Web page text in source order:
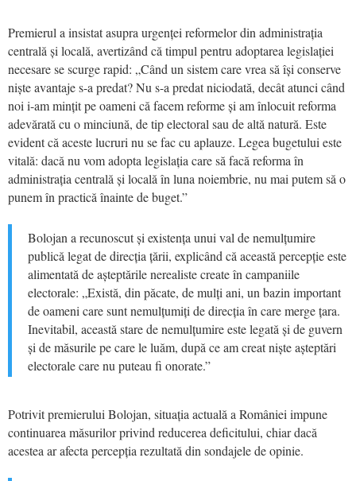
Premierul a insistat asupra urgenței reformelor din administrația
centrală și locală, avertizând că timpul pentru adoptarea legislației
necesare se scurge rapid: „Când un sistem care vrea să își conserve
niște avantaje s-a predat? Nu s-a predat niciodată, decât atunci când
noi i-am mințit pe oameni că facem reforme și am înlocuit reforma
adevărată cu o minciună, de tip electoral sau de altă natură. Este
evident că aceste lucruri nu se fac cu aplauze. Legea bugetului este
vitală: dacă nu vom adopta legislația care să facă reforma în
administrația centrală și locală în luna noiembrie, nu mai putem să o
punem în practică înainte de buget.”
Bolojan a recunoscut și existența unui val de nemulțumire
publică legat de direcția țării, explicând că această percepție este
alimentată de așteptările nerealiste create în campaniile
electorale: „Există, din păcate, de mulți ani, un bazin important
de oameni care sunt nemulțumiți de direcția în care merge țara.
Inevitabil, această stare de nemulțumire este legată și de guvern
și de măsurile pe care le luăm, după ce am creat niște așteptări
electorale care nu puteau fi onorate.”
Potrivit premierului Bolojan, situația actuală a României impune
continuarea măsurilor privind reducerea deficitului, chiar dacă
acestea ar afecta percepția rezultată din sondajele de opinie.